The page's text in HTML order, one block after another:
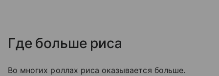
Где больше риса
Во многих роллах риса оказывается больше.